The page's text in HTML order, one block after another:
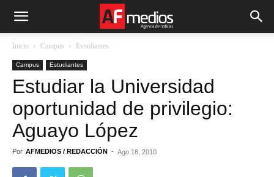
Inicio Campus Estudiantes
Campus Estudiantes
Estudiar la Universidad
oportunidad de privilegio:
Aguayo López
Por AFMEDIOS / REDACCIÓN - Ago 18, 2010